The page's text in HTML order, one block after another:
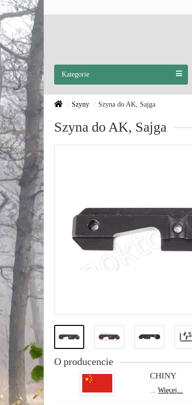
Kategorie
Szyny Szyna do AK, Sajga
Szyna do AK, Sajga
O producencie
CHINY
...Więcej...